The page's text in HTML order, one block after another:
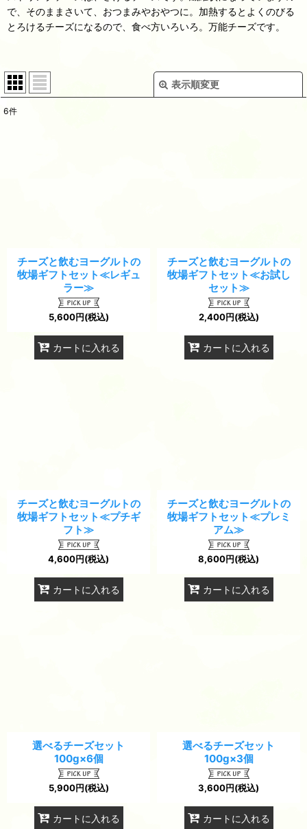
で、そのままさいて、おつまみやおやつに。加熱するとよくのびる
とろけるチーズになるので、食べ方いろいろ。万能チーズです。
表示順変更
6件
チーズと飲むヨーグルトの
牧場ギフトセット≪レギュ
ラー≫
5,600円(税込)
カートに入れる
チーズと飲むヨーグルトの
牧場ギフトセット≪お試し
セット≫
2,400円(税込)
カートに入れる
チーズと飲むヨーグルトの
牧場ギフトセット≪プチギ
フト≫
4,600円(税込)
カートに入れる
チーズと飲むヨーグルトの
牧場ギフトセット≪プレミ
アム≫
8,600円(税込)
カートに入れる
選べるチーズセット
100g×6個
5,900円(税込)
カートに入れる
選べるチーズセット
100g×3個
3,600円(税込)
カートに入れる